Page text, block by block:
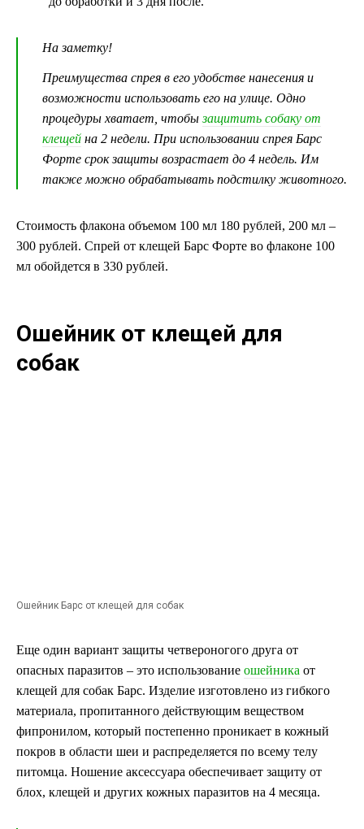
На заметку!
Преимущества спрея в его удобстве нанесения и
возможности использовать его на улице. Одно
процедуры хватает, чтобызащитить собаку от
клещей на 2 недели. При использовании спрея Барс
Форте срок защиты возрастает до 4 недель. Им
также можно обрабатывать подстилку животного.
Стоимость флакона объемом 100 мл 180 рублей, 200 мл –
300 рублей. Спрей от клещей Барс Форте во флаконе 100
мл обойдется в 330 рублей.
Ошейник от клещей для
собак
Ошейник Барс от клещей для собак
Еще один вариант защиты четвероногого друга от
опасных паразитов – это использование ошейника от
клещей для собак Барс. Изделие изготовлено из гибкого
материала, пропитанного действующим веществом
фипронилом, который постепенно проникает в кожный
покров в области шеи и распределяется по всему телу
питомца. Ношение аксессуара обеспечивает защиту от
блох, клещей и других кожных паразитов на 4 месяца.